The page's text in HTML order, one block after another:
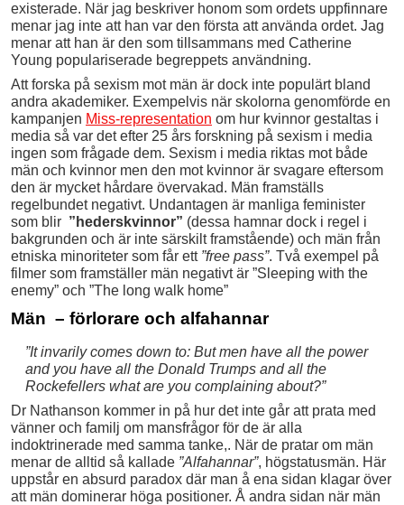
existerade. När jag beskriver honom som ordets uppfinnare
menar jag inte att han var den första att använda ordet. Jag
menar att han är den som tillsammans med Catherine
Young populariserade begreppets användning.
Att forska på sexism mot män är dock inte populärt bland
andra akademiker. Exempelvis när skolorna genomförde en
kampanjen Miss-representation om hur kvinnor gestaltas i
media så var det efter 25 års forskning på sexism i media
ingen som frågade dem. Sexism i media riktas mot både
män och kvinnor men den mot kvinnor är svagare eftersom
den är mycket hårdare övervakad. Män framställs
regelbundet negativt. Undantagen är manliga feminister
som blir ”hederskvinnor” (dessa hamnar dock i regel i
bakgrunden och är inte särskilt framstående) och män från
etniska minoriteter som får ett ”free pass”. Två exempel på
filmer som framställer män negativt är ”Sleeping with the
enemy” och ”The long walk home”
Män – förlorare och alfahannar
”It invarily comes down to: But men have all the power
and you have all the Donald Trumps and all the
Rockefellers what are you complaining about?”
Dr Nathanson kommer in på hur det inte går att prata med
vänner och familj om mansfrågor för de är alla
indoktrinerade med samma tanke,. När de pratar om män
menar de alltid så kallade ”Alfahannar”, högstatusmän. Här
uppstår en absurd paradox där man å ena sidan klagar över
att män dominerar höga positioner. Å andra sidan när män